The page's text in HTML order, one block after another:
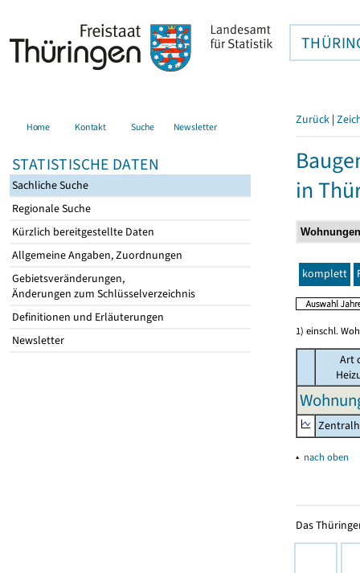
Home Kontakt Suche Newsletter
STATISTISCHE DATEN
Sachliche Suche
Regionale Suche
Kürzlich bereitgestellte Daten
Allgemeine Angaben, Zuordnungen
Gebietsveränderungen,
Änderungen zum Schlüsselverzeichnis
Definitionen und Erläuterungen
Newsletter
Zurück |
in
komplett
1) einschl.
Art
▴ nach oben
Das